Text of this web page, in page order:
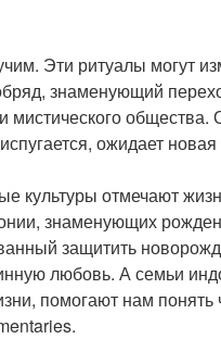
Эти ритуалы могут
знаменующий
мистического
ожидает
культуры отмечают
знаменующих
защитить
любовь. А семьи
помогают нам